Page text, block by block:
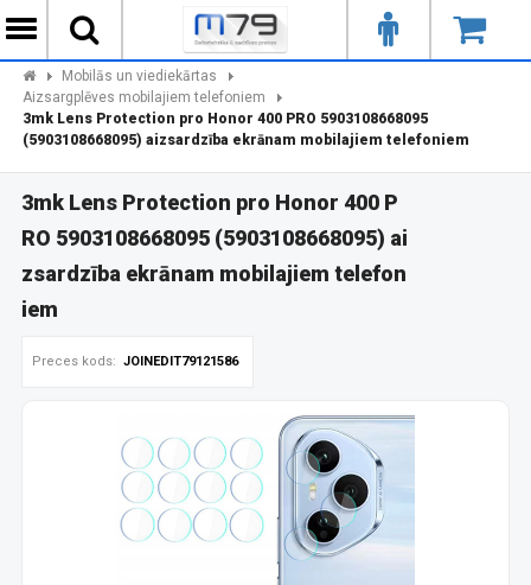
Mobilās un viediekārtas
Aizsargplēves mobilajiem telefoniem
3mk Lens Protection pro Honor 400 PRO 5903108668095
(5903108668095) aizsardzība ekrānam mobilajiem telefoniem
3mk Lens Protection pro Honor 400 P
RO 5903108668095 (5903108668095) ai
zsardzība ekrānam mobilajiem telefon
iem
Preces kods: JOINEDIT79121586